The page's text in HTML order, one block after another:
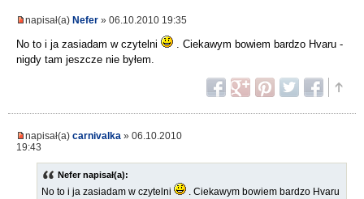
napisał(a) Nefer » 06.10.2010 19:35
No to i ja zasiadam w czytelni
. Ciekawym bowiem bardzo Hvaru -
nigdy tam jeszcze nie byłem.
napisał(a) carnivalka » 06.10.2010
19:43
Nefer napisał(a):
No to i ja zasiadam w czytelni
. Ciekawym bowiem bardzo Hvaru